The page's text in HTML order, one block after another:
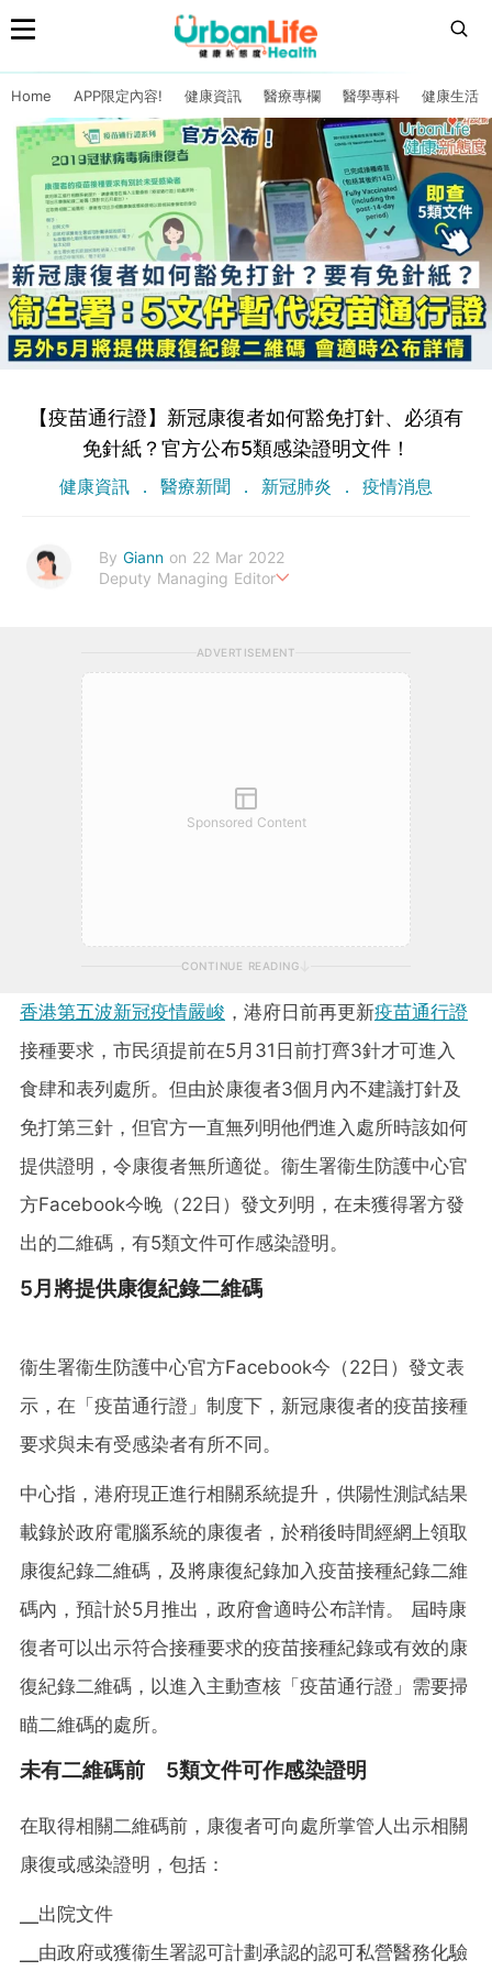
Home APP限定內容! 健康資訊 醫療專欄 醫學專科 健康生活
【疫苗通行證】新冠康復者如何豁免打針、必須有
免針紙？官方公布5類感染證明文件！
健康資訊 醫療新聞 新冠肺炎 疫情消息
By Giann on 22 Mar 2022
Deputy Managing Editor
ADVERTISEMENT
Sponsored Content
CONTINUE READING
香港第五波新冠疫情嚴峻 ，港府日前再更新疫苗通行證
接種要求，市民須提前在5月31日前打齊3針才可進入
食肆和表列處所。但由於康復者3個月內不建議打針及
免打第三針，但官方一直無列明他們進入處所時該如何
提供證明，令康復者無所適從。衞生署衞生防護中心官
方Facebook今晚（22日）發文列明，在未獲得署方發
出的二維碼，有5類文件可作感染證明。
5月將提供康復紀錄二維碼
衞生署衞生防護中心官方Facebook今（22日）發文表
示，在「疫苗通行證」制度下，新冠康復者的疫苗接種
要求與未有受感染者有所不同。
中心指，港府現正進行相關系統提升，供陽性測試結果
載錄於政府電腦系統的康復者，於稍後時間經網上領取
康復紀錄二維碼，及將康復紀錄加入疫苗接種紀錄二維
碼內，預計於5月推出，政府會適時公布詳情。 屆時康
復者可以出示符合接種要求的疫苗接種紀錄或有效的康
復紀錄二維碼，以進入主動查核「疫苗通行證」需要掃
瞄二維碼的處所。
未有二維碼前 5類文件可作感染證明
在取得相關二維碼前，康復者可向處所掌管人出示相關
康復或感染證明，包括：
╴出院文件
╴由政府或獲衞生署認可計劃承認的認可私營醫務化驗